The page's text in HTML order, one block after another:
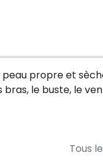
propre et
le buste, le
Tous